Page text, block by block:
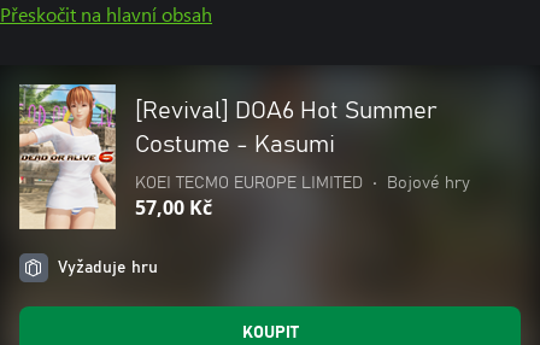
Přeskočit na hlavní obsah
[Revival] DOA6 Hot Summer
Costume - Kasumi
KOEI TECMO EUROPE LIMITED • Bojové hry
57,00 Kč
Vyžaduje hru
KOUPIT